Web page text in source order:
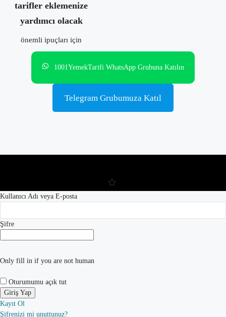
tarifler eklemenize
yardımcı olacak
önemli ipuçları için
1001YemekTarifi WhatsApp Grubuna Katılın
Telegram Grubumuza Katıl
Kullanıcı Adı veya E-posta
Şifre
Only fill in if you are not human
Oturumumu açık tut
Kayıt Ol
Şifrenizi mi unuttunuz?